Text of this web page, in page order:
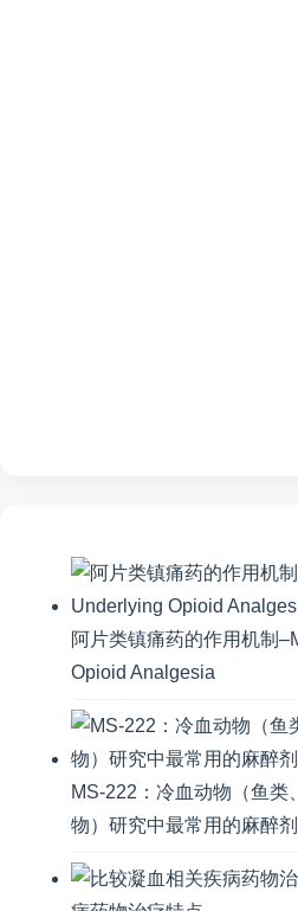
阿片类镇痛药的作用机制
Opioid Analgesia
MS-222：冷血动物（鱼类
物）研究中最常用的麻醉剂